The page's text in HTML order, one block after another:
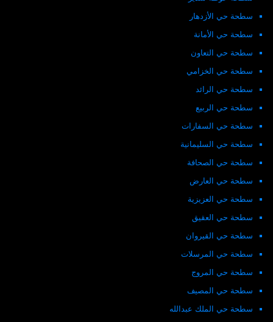
سطحة حي الأزدهار
سطحة حي الأمانة
سطحة حي التعاون
سطحة حي الخزامي
سطحة حي الرائد
سطحة حي الربيع
سطحة حي السفارات
سطحة حي السليمانية
سطحة حي الصحافة
سطحة حي العارض
سطحة حي العزيزية
سطحة حي العقيق
سطحة حي القيروان
سطحة حي المرسلات
سطحة حي المروج
سطحة حي المصيف
سطحة حي الملك عبدالله